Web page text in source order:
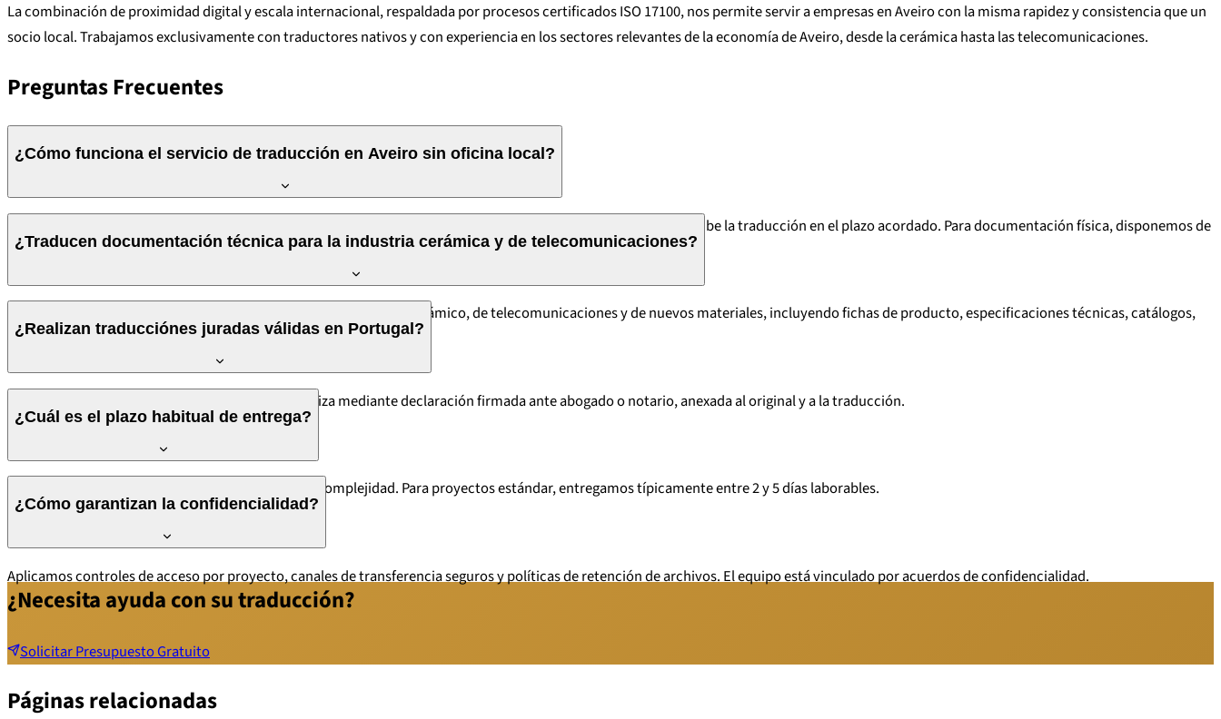
La combinación de proximidad digital y escala internacional, respaldada por procesos certificados ISO 17100, nos permite servir a empresas en Aveiro con la misma rapidez y consistencia que un
socio local. Trabajamos exclusivamente con traductores nativos y con experiencia en los sectores relevantes de la economía de Aveiro, desde la cerámica hasta las telecomunicaciones.
Preguntas Frecuentes
¿Cómo funciona el servicio de traducción en Aveiro sin oficina local?
Todo el proceso es digital: recibe el presupuesto por correo electrónico, envía los archivos de forma segura y recibe la traducción en el plazo acordado. Para documentación física, disponemos de
servicio de mensajería con recogida el mismo día en la región de Aveiro.
¿Traducen documentación técnica para la industria cerámica y de telecomunicaciones?
Sí. Tenemos experiencia en traducción técnica para los sectores cerámico, de telecomunicaciones y de nuevos materiales, incluyendo fichas de producto, especificaciones técnicas, catálogos,
patentes y documentación de conformidad.
¿Realizan traducciónes juradas válidas en Portugal?
Sí. En Portugal, la traducción certificada se formaliza mediante declaración firmada ante abogado o notario, anexada al original y a la traducción.
¿Cuál es el plazo habitual de entrega?
El plazo depende del volumen, pares de idiomas y complejidad. Para proyectos estándar, entregamos típicamente entre 2 y 5 días laborables.
¿Cómo garantizan la confidencialidad?
Aplicamos controles de acceso por proyecto, canales de transferencia seguros y políticas de retención de archivos. El equipo está vinculado por acuerdos de confidencialidad.
¿Necesita ayuda con su traducción?
Solicitar Presupuesto Gratuito
Páginas relacionadas